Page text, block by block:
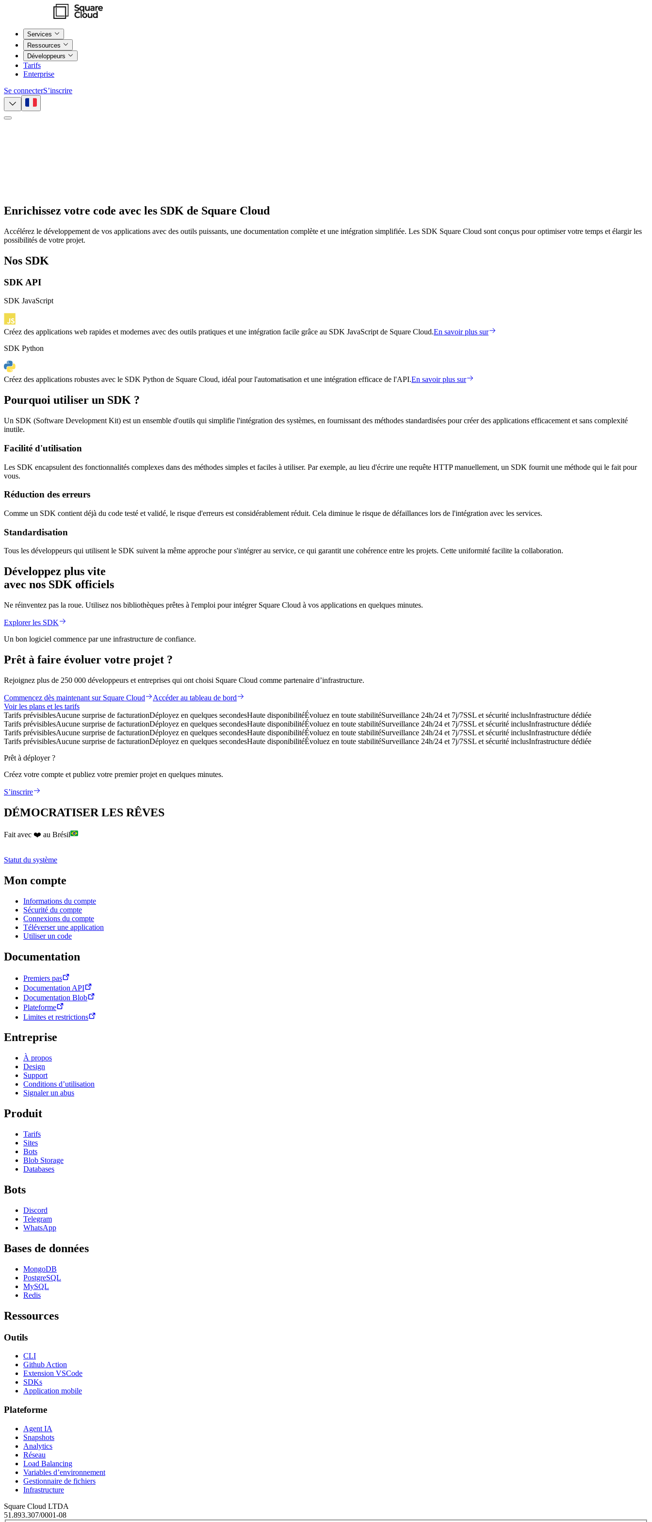
Services
Ressources
Développeurs
Tarifs
Enterprise
Se connecterS’inscrire
Enrichissez votre code avec les SDK de Square Cloud
Accélérez le développement de vos applications avec des outils puissants, une documentation complète et une intégration simplifiée. Les SDK Square Cloud sont conçus pour optimiser votre temps et élargir les
possibilités de votre projet.
Nos SDK
SDK API
SDK JavaScript
Créez des applications web rapides et modernes avec des outils pratiques et une intégration facile grâce au SDK JavaScript de Square Cloud.En savoir plus sur
SDK Python
Créez des applications robustes avec le SDK Python de Square Cloud, idéal pour l'automatisation et une intégration efficace de l'API.En savoir plus sur
Pourquoi utiliser un SDK ?
Un SDK (Software Development Kit) est un ensemble d'outils qui simplifie l'intégration des systèmes, en fournissant des méthodes standardisées pour créer des applications efficacement et sans complexité
inutile.
Facilité d'utilisation
Les SDK encapsulent des fonctionnalités complexes dans des méthodes simples et faciles à utiliser. Par exemple, au lieu d'écrire une requête HTTP manuellement, un SDK fournit une méthode qui le fait pour
vous.
Réduction des erreurs
Comme un SDK contient déjà du code testé et validé, le risque d'erreurs est considérablement réduit. Cela diminue le risque de défaillances lors de l'intégration avec les services.
Standardisation
Tous les développeurs qui utilisent le SDK suivent la même approche pour s'intégrer au service, ce qui garantit une cohérence entre les projets. Cette uniformité facilite la collaboration.
Développez plus vite
avec nos SDK officiels
Ne réinventez pas la roue. Utilisez nos bibliothèques prêtes à l'emploi pour intégrer Square Cloud à vos applications en quelques minutes.
Explorer les SDK
Un bon logiciel commence par une infrastructure de confiance.
Prêt à faire évoluer votre projet ?
Rejoignez plus de 250 000 développeurs et entreprises qui ont choisi Square Cloud comme partenaire d’infrastructure.
Commencez dès maintenant sur Square Cloud
Accéder au tableau de bord
Voir les plans et les tarifs
Tarifs prévisiblesAucune surprise de facturationDéployez en quelques secondesHaute disponibilitéÉvoluez en toute stabilitéSurveillance 24h/24 et 7j/7SSL et sécurité inclusInfrastructure dédiée
Tarifs prévisiblesAucune surprise de facturationDéployez en quelques secondesHaute disponibilitéÉvoluez en toute stabilitéSurveillance 24h/24 et 7j/7SSL et sécurité inclusInfrastructure dédiée
Tarifs prévisiblesAucune surprise de facturationDéployez en quelques secondesHaute disponibilitéÉvoluez en toute stabilitéSurveillance 24h/24 et 7j/7SSL et sécurité inclusInfrastructure dédiée
Tarifs prévisiblesAucune surprise de facturationDéployez en quelques secondesHaute disponibilitéÉvoluez en toute stabilitéSurveillance 24h/24 et 7j/7SSL et sécurité inclusInfrastructure dédiée
Prêt à déployer ?
Créez votre compte et publiez votre premier projet en quelques minutes.
S’inscrire
DÉMOCRATISER LES RÊVES
Fait avec ❤️ au Brésil
Statut du système
Mon compte
Informations du compte
Sécurité du compte
Connexions du compte
Téléverser une application
Utiliser un code
Documentation
Premiers pas
Documentation API
Documentation Blob
Plateforme
Limites et restrictions
Entreprise
À propos
Design
Support
Conditions d’utilisation
Signaler un abus
Produit
Tarifs
Sites
Bots
Blob Storage
Databases
Bots
Discord
Telegram
WhatsApp
Bases de données
MongoDB
PostgreSQL
MySQL
Redis
Ressources
Outils
CLI
Github Action
Extension VSCode
SDKs
Application mobile
Plateforme
Agent IA
Snapshots
Analytics
Réseau
Load Balancing
Variables d’environnement
Gestionnaire de fichiers
Infrastructure
Square Cloud LTDA
51.893.307/0001-08